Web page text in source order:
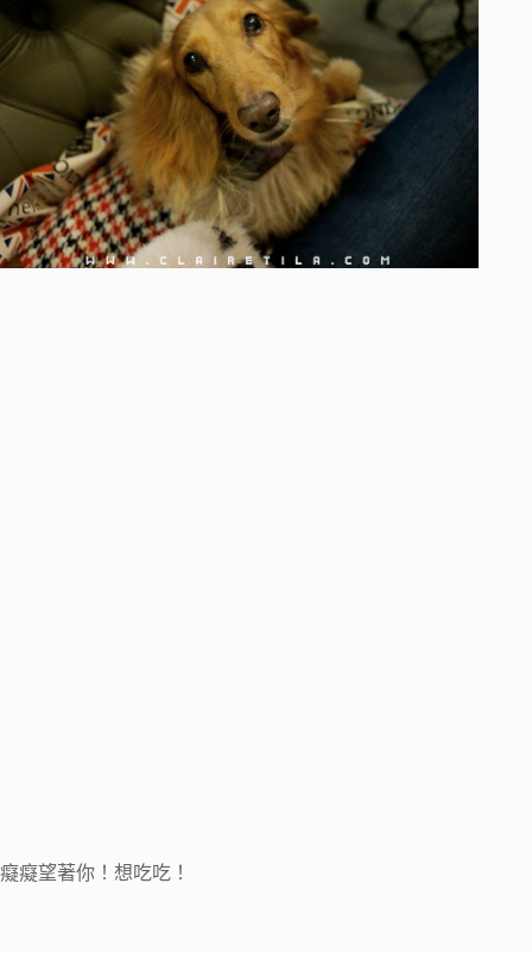
癡癡望著你！想吃吃！